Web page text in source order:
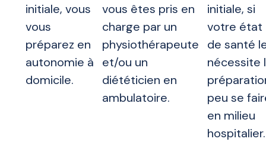
initiale, vous
vous
préparez en
autonomie à
domicile.
vous êtes pris en
charge par un
physiothérapeute
et/ou un
diététicien en
ambulatoire.
initiale, si
votre état
de santé
nécessite
peu se
en milieu
hospitalier.